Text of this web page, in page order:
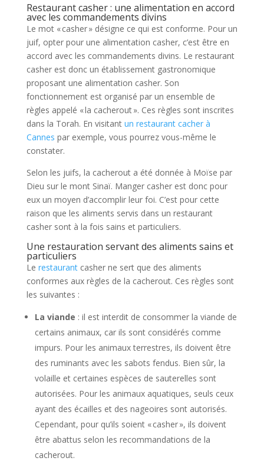
Restaurant casher : une alimentation en accord
avec les commandements divins
Le mot « casher » désigne ce qui est conforme. Pour un
juif, opter pour une alimentation casher, c’est être en
accord avec les commandements divins. Le restaurant
casher est donc un établissement gastronomique
proposant une alimentation casher. Son
fonctionnement est organisé par un ensemble de
règles appelé « la cacherout ». Ces règles sont inscrites
dans la Torah. En visitant un restaurant cacher à
Cannes par exemple, vous pourrez vous-même le
constater.
Selon les juifs, la cacherout a été donnée à Moïse par
Dieu sur le mont Sinaï. Manger casher est donc pour
eux un moyen d’accomplir leur foi. C’est pour cette
raison que les aliments servis dans un restaurant
casher sont à la fois sains et particuliers.
Une restauration servant des aliments sains et
particuliers
Le restaurantcasher ne sert que des aliments
conformes aux règles de la cacherout. Ces règles sont
les suivantes :
La viande : il est interdit de consommer la viande de
certains animaux, car ils sont considérés comme
impurs. Pour les animaux terrestres, ils doivent être
des ruminants avec les sabots fendus. Bien sûr, la
volaille et certaines espèces de sauterelles sont
autorisées. Pour les animaux aquatiques, seuls ceux
ayant des écailles et des nageoires sont autorisés.
Cependant, pour qu’ils soient « casher », ils doivent
être abattus selon les recommandations de la
cacherout.